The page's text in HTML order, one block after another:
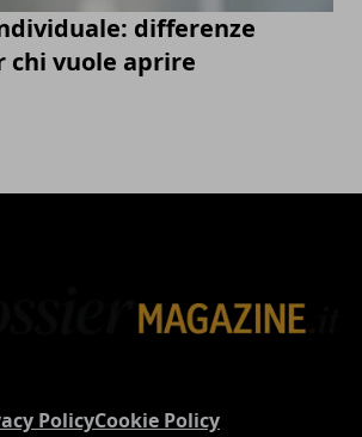
differenze
chi vuole aprire
PolicyCookie Policy